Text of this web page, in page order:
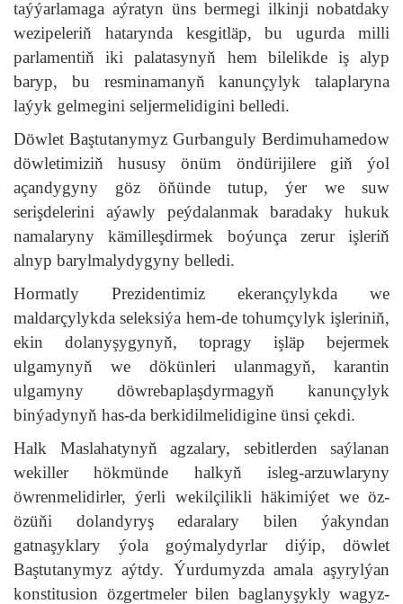
taýýarlamaga aýratyn üns bermegi ilkinji nobatdaky
wezipeleriň hatarynda kesgitläp, bu ugurda milli
parlamentiň iki palatasynyň hem bilelikde iş alyp
baryp, bu resminamanyň kanunçylyk talaplaryna
laýyk gelmegini seljermelidigini belledi.
Döwlet Baştutanymyz Gurbanguly Berdimuhamedow
döwletimiziň hususy önüm öndürijilere giň ýol
açandygyny göz öňünde tutup, ýer we suw
serişdelerini aýawly peýdalanmak baradaky hukuk
namalaryny kämilleşdirmek boýunça zerur işleriň
alnyp barylmalydygyny belledi.
Hormatly Prezidentimiz ekerançylykda we
maldarçylykda seleksiýa hem-de tohumçylyk işleriniň,
ekin dolanyşygynyň, topragy işläp bejermek
ulgamynyň we dökünleri ulanmagyň, karantin
ulgamyny döwrebaplaşdyrmagyň kanunçylyk
binýadynyň has-da berkidilmelidigine ünsi çekdi.
Halk Maslahatynyň agzalary, sebitlerden saýlanan
wekiller hökmünde halkyň isleg-arzuwlaryny
öwrenmelidirler, ýerli wekilçilikli häkimiýet we öz-
özüňi dolandyryş edaralary bilen ýakyndan
gatnaşyklary ýola goýmalydyrlar diýip, döwlet
Baştutanymyz aýtdy. Ýurdumyzda amala aşyrylýan
konstitusion özgertmeler bilen baglanyşykly wagyz-